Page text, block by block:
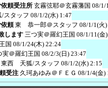
頼受注所 玄霧弦耶＠玄霧藩国 08/1/
タッフ 08/1/2(水) 1:47
頼 東 恭一郎＠スタッフ 08/1/1(火
します 三つ実＠羅幻王国 08/1/11(金
国 08/1/24(木) 22:24
実＠羅幻王国 08/2/3(日) 23:47
東西 天狐/スタッフ 08/1/2(水) 2:15
受注 久珂あゆみ＠ＦＥＧ 08/1/4(金)